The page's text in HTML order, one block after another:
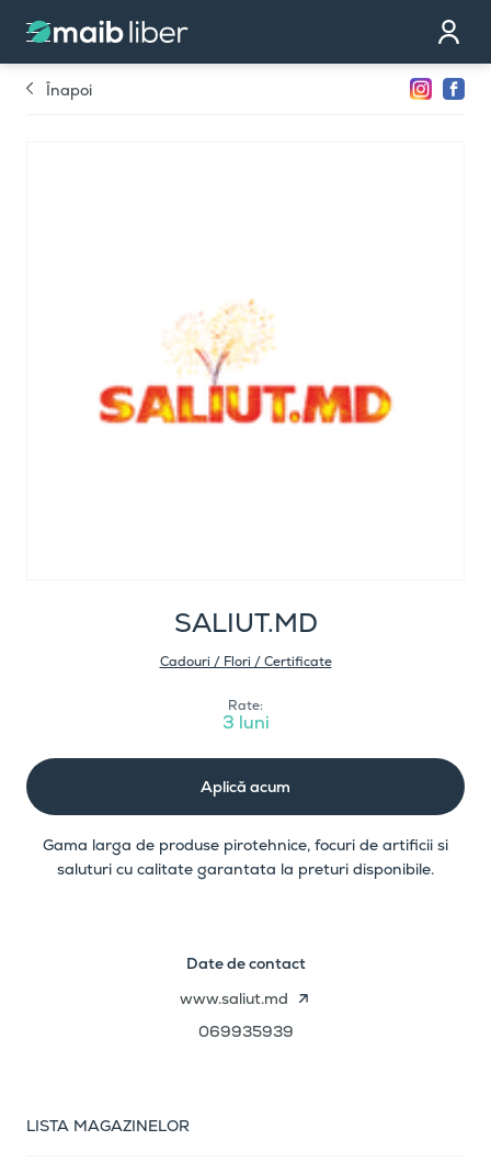
Contact
Devino partener
Înapoi
SALIUT.MD
Cadouri / Flori / Certificate
Rate:
3 luni
Aplică acum
Gama larga de produse pirotehnice, focuri de artificii si
saluturi cu calitate garantata la preturi disponibile.
Date de contact
www.saliut.md
069935939
LISTA MAGAZINELOR